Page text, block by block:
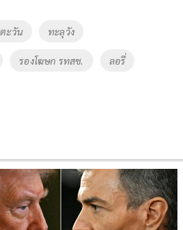
ตะวัน ทะลุวัง
รองโฆษก รทสช. ลอรี่